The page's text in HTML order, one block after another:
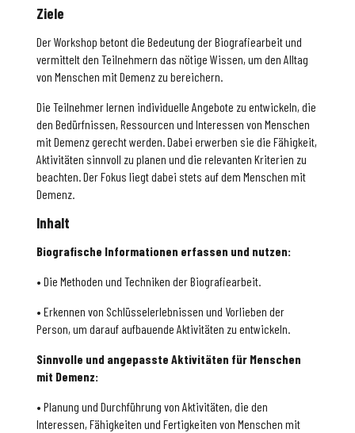
Ziele
Der Workshop betont die Bedeutung der Biografiearbeit und
vermittelt den Teilnehmern das nötige Wissen, um den Alltag
von Menschen mit Demenz zu bereichern.
Die Teilnehmer lernen individuelle Angebote zu entwickeln, die
den Bedürfnissen, Ressourcen und Interessen von Menschen
mit Demenz gerecht werden. Dabei erwerben sie die Fähigkeit,
Aktivitäten sinnvoll zu planen und die relevanten Kriterien zu
beachten. Der Fokus liegt dabei stets auf dem Menschen mit
Demenz.
Inhalt
Biografische Informationen erfassen und nutzen:
• Die Methoden und Techniken der Biografiearbeit.
• Erkennen von Schlüsselerlebnissen und Vorlieben der
Person, um darauf aufbauende Aktivitäten zu entwickeln.
Sinnvolle und angepasste Aktivitäten für Menschen
mit Demenz:
• Planung und Durchführung von Aktivitäten, die den
Interessen, Fähigkeiten und Fertigkeiten von Menschen mit